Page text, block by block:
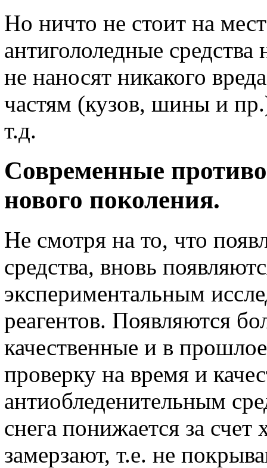
Но ничто не стоит на
антигололедные
не наносят никакого
частям (кузов, шины и
т.д.
Современные
нового поколения.
Не смотря на то, что
средства, вновь
экспериментальным
реагентов. Появляются
качественные и в
проверку на время и
антиобледенительным
снега понижается за
замерзают, т.е. не